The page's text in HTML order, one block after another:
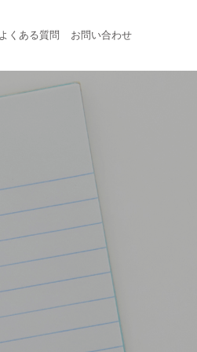
よくある質問 お問い合わせ